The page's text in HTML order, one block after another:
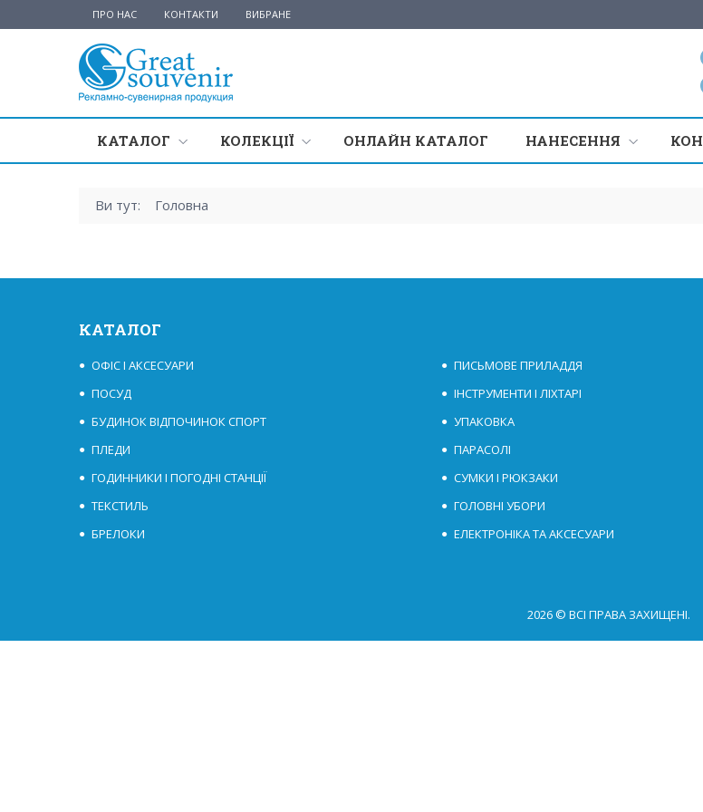
ПРО НАС КОНТАКТИ ВИБРАНЕ
КАТАЛОГ КОЛЕКЦІЇ ОНЛАЙН КАТАЛОГ НАНЕСЕННЯ
Ви тут: Головна
КАТАЛОГ
ОФІС І АКСЕСУАРИ
ПИСЬМОВЕ ПРИЛАДДЯ
ПОСУД
ІНСТРУМЕНТИ І ЛІХТАРІ
БУДИНОК ВІДПОЧИНОК СПОРТ
УПАКОВКА
ПЛЕДИ
ПАРАСОЛІ
ГОДИННИКИ І ПОГОДНІ СТАНЦІЇ
СУМКИ І РЮКЗАКИ
ТЕКСТИЛЬ
ГОЛОВНІ УБОРИ
БРЕЛОКИ
ЕЛЕКТРОНІКА ТА АКСЕСУАРИ
2026 © ВСІ ПРАВА ЗАХИЩЕНІ.